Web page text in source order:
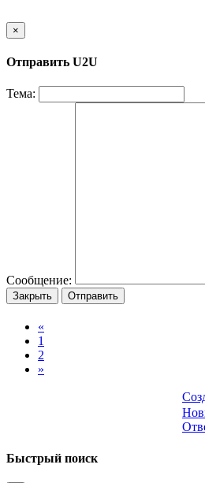
×
Отправить U2U
Тема:
Сообщение:
Закрыть Отправить
«
1
2
»
Быстрый поиск